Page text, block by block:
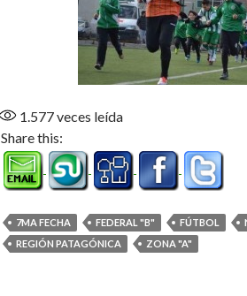
1.577veces leída
Share this:
7MA FECHA FEDERAL "B" FÚTBOL
REGIÓN PATAGÓNICA
ZONA "A"